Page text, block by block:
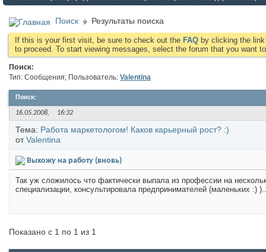
Поиск Результаты поиска
If this is your first visit, be sure to check out the FAQ by clicking the
to proceed. To start viewing messages, select the forum that you want
Поиск:
Тип: Сообщения; Пользователь: Valentina
Поиск:
16.05.2008, 16:32
Тема: Работа маркетологом! Каков карьерный рост? :)
отValentina
Выхожу на работу (вновь)
Так уж сложилось что фактически выпала из профессии на
специализации, консультировала предпринимателей (маленьких :)
Показано с 1 по 1 из 1